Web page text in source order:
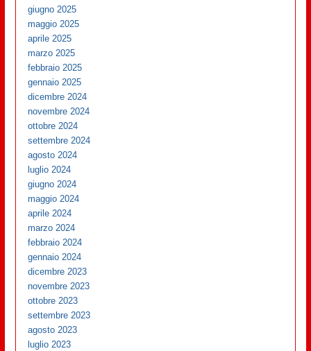
giugno 2025
maggio 2025
aprile 2025
marzo 2025
febbraio 2025
gennaio 2025
dicembre 2024
novembre 2024
ottobre 2024
settembre 2024
agosto 2024
luglio 2024
giugno 2024
maggio 2024
aprile 2024
marzo 2024
febbraio 2024
gennaio 2024
dicembre 2023
novembre 2023
ottobre 2023
settembre 2023
agosto 2023
luglio 2023